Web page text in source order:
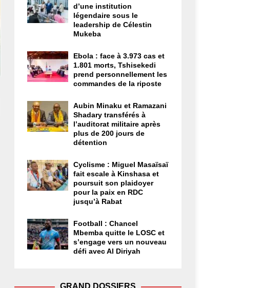
d’une institution
légendaire sous le
leadership de Célestin
Mukeba
Ebola : face à 3.973 cas et
1.801 morts, Tshisekedi
prend personnellement les
commandes de la riposte
Aubin Minaku et Ramazani
Shadary transférés à
l’auditorat militaire après
plus de 200 jours de
détention
Cyclisme : Miguel Masaïsaï
fait escale à Kinshasa et
poursuit son plaidoyer
pour la paix en RDC
jusqu’à Rabat
Football : Chancel
Mbemba quitte le LOSC et
s’engage vers un nouveau
défi avec Al Diriyah
GRAND DOSSIERS